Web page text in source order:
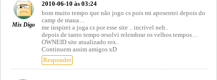
Mix Digo
2010-06-10 às 03:24
bom muito tempo que não jogo cs pois mi aposentei depois do
camp de maua…
me inspirei a joga cs por esse site .. incrivel neh..
depois de tanto tempo resolvi relembrar os velhos tempos…
OWNEID site atualizado rox..
Continuem assim amigos xD
Responder